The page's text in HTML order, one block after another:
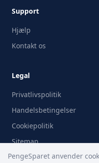
Support
Hjælp
Kontakt os
Legal
Privatlivspolitik
Handelsbetingelser
Cookiepolitik
Sitemap
PengeSparet anvender